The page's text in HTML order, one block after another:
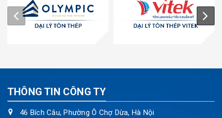
THÔNG TIN CÔNG TY
46 Bích Câu, Phường Ô Chợ Dừa, Hà Nội